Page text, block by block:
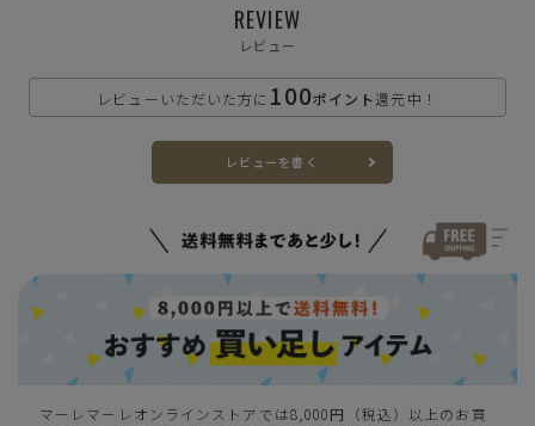
XL(25.0cm)
在庫切れ —
残りわずか カートに入れる
M(23.5cm)
在庫切れ —
REVIEW
レビュー
レビューいただいた方に 100ポイント還元中！
レビューを書く
マーレマーレオンラインストアでは8,000円（税込）以上のお買